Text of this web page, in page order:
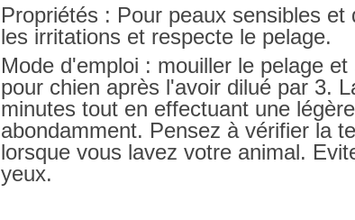
Propriétés : Pour peaux sensibles et
les irritations et respecte le pelage.
Mode d'emploi : mouiller le pelage
pour chien après l'avoir dilué par 3.
minutes tout en effectuant une
abondamment. Pensez à vérifier la
lorsque vous lavez votre animal.
yeux.